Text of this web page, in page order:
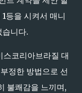
등을 시켜서 매니
습니다.
코리아브라질 대
정한 방법으로 선
불쾌감을 느끼며,